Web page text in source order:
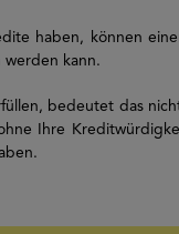
haben, können
kann.
bedeutet das
Ihre